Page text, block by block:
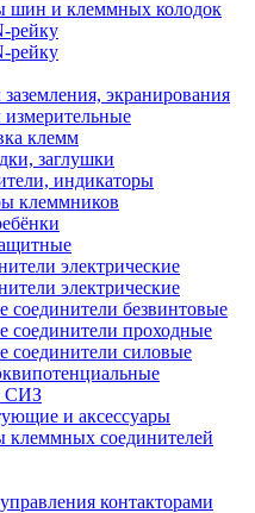
шин и клеммных колодок
рейку
рейку
экранирования
клемм
заглушки
индикаторы
клеммников
электрические
электрические
соединители безвинтовые
соединители проходные
соединители силовые
СИЗ
и аксессуары
клеммных соединителей
контакторами